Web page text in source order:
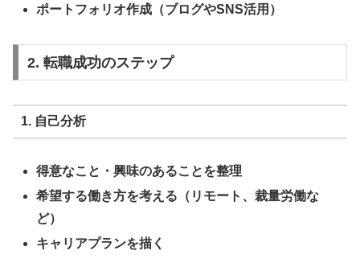
ポートフォリオ作成（ブログやSNS活用）
2. 転職成功のステップ
1. 自己分析
得意なこと・興味のあることを整理
希望する働き方を考える（リモート、裁量労働な
ど）
キャリアプランを描く